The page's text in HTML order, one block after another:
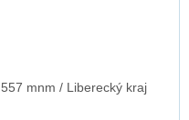
557 mnm / Liberecký kraj